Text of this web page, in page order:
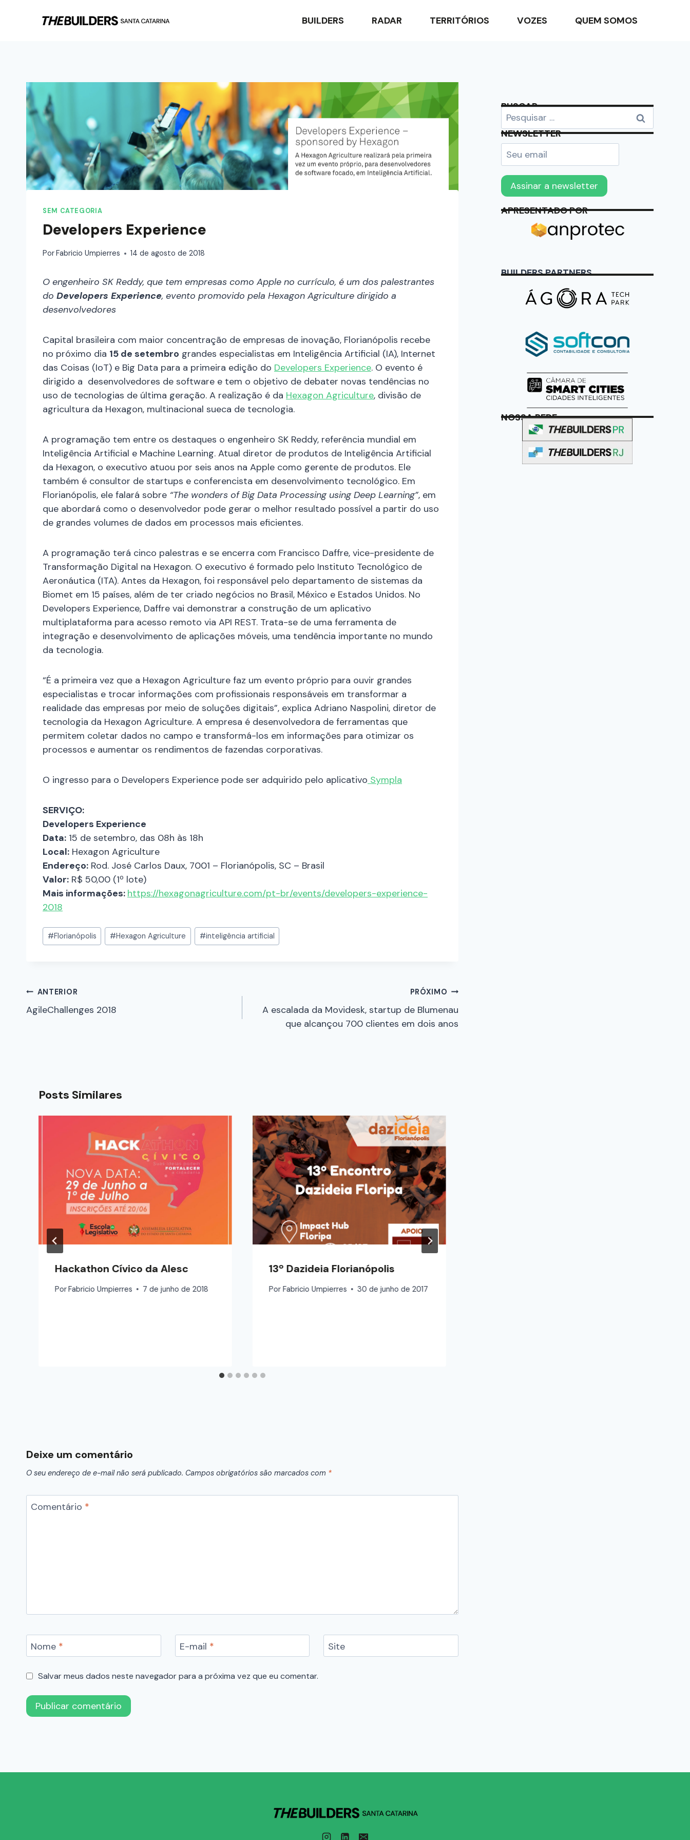
BUILDERS RADAR TERRITÓRIOS VOZES QUEM SOMOS
SEM CATEGORIA
Developers Experience
PorFabricio Umpierres 14 de agosto de 2018
O engenheiro SK Reddy, que tem empresas como Apple no currículo, é um dos palestrantes
do Developers Experience, evento promovido pela Hexagon Agriculture dirigido a
desenvolvedores
Capital brasileira com maior concentração de empresas de inovação, Florianópolis recebe
no próximo dia 15 de setembro grandes especialistas em Inteligência Artificial (IA), Internet
das Coisas (IoT) e Big Data para a primeira edição do Developers Experience. O evento é
dirigido a desenvolvedores de software e tem o objetivo de debater novas tendências no
uso de tecnologias de última geração. A realização é da Hexagon Agriculture, divisão de
agricultura da Hexagon, multinacional sueca de tecnologia.
A programação tem entre os destaques o engenheiro SK Reddy, referência mundial em
Inteligência Artificial e Machine Learning. Atual diretor de produtos de Inteligência Artificial
da Hexagon, o executivo atuou por seis anos na Apple como gerente de produtos. Ele
também é consultor de startups e conferencista em desenvolvimento tecnológico. Em
Florianópolis, ele falará sobre “The wonders of Big Data Processing using Deep Learning”, em
que abordará como o desenvolvedor pode gerar o melhor resultado possível a partir do uso
de grandes volumes de dados em processos mais eficientes.
A programação terá cinco palestras e se encerra com Francisco Daffre, vice-presidente de
Transformação Digital na Hexagon. O executivo é formado pelo Instituto Tecnológico de
Aeronáutica (ITA). Antes da Hexagon, foi responsável pelo departamento de sistemas da
Biomet em 15 países, além de ter criado negócios no Brasil, México e Estados Unidos. No
Developers Experience, Daffre vai demonstrar a construção de um aplicativo
multiplataforma para acesso remoto via API REST. Trata-se de uma ferramenta de
integração e desenvolvimento de aplicações móveis, uma tendência importante no mundo
da tecnologia.
“É a primeira vez que a Hexagon Agriculture faz um evento próprio para ouvir grandes
especialistas e trocar informações com profissionais responsáveis em transformar a
realidade das empresas por meio de soluções digitais”, explica Adriano Naspolini, diretor de
tecnologia da Hexagon Agriculture. A empresa é desenvolvedora de ferramentas que
permitem coletar dados no campo e transformá-los em informações para otimizar os
processos e aumentar os rendimentos de fazendas corporativas.
O ingresso para o Developers Experience pode ser adquirido pelo aplicativo Sympla
SERVIÇO:
Developers Experience
Data: 15 de setembro, das 08h às 18h
Local: Hexagon Agriculture
Endereço: Rod. José Carlos Daux, 7001 – Florianópolis, SC – Brasil
Valor: R$ 50,00 (1º lote)
Mais informações: https://hexagonagriculture.com/pt-br/events/developers-experience-
2018
#Florianópolis #Hexagon Agriculture #inteligência artificial
ANTERIOR
AgileChallenges 2018
PRÓXIMO
A escalada da Movidesk, startup de Blumenau
que alcançou 700 clientes em dois anos
Posts Similares
Hackathon Cívico da Alesc
PorFabricio Umpierres 7 de junho de 2018
13º Dazideia Florianópolis
Por Fabricio Umpierres 30 de junho de 2017
Deixe um comentário
O seu endereço de e-mail não será publicado. Campos obrigatórios são marcados com *
Comentário *
Nome * E-mail * Site
Salvar meus dados neste navegador para a próxima vez que eu comentar.
BUSCAR
NEWSLETTER
APRESENTADO POR
BUILDERS PARTNERS
NOSSA REDE